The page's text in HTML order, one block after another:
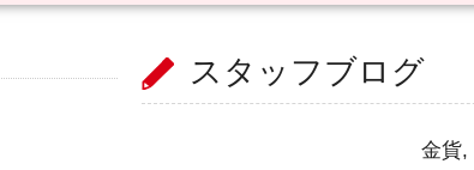
スタッフブログ
金貨,